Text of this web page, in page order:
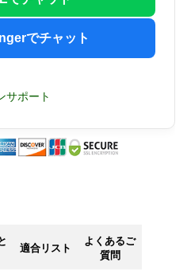
でチャット
サポート
適合リスト
よくあるご
質問